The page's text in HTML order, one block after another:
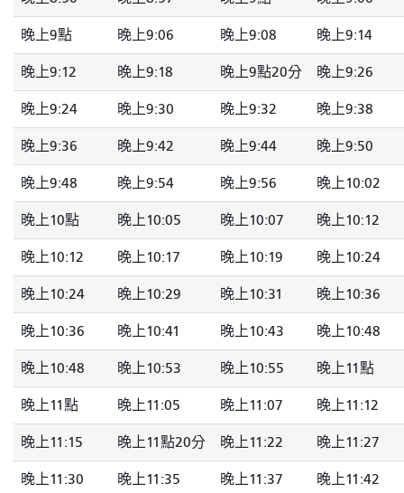
晚上9點 晚上9:06 晚上9:08 晚上9:14
晚上9:12 晚上9:18 晚上9點20分 晚上9:26
晚上9:24 晚上9:30 晚上9:32 晚上9:38
晚上9:36 晚上9:42 晚上9:44 晚上9:50
晚上9:48 晚上9:54 晚上9:56 晚上10:02
晚上10點 晚上10:05 晚上10:07 晚上10:12
晚上10:12 晚上10:17 晚上10:19 晚上10:24
晚上10:24 晚上10:29 晚上10:31 晚上10:36
晚上10:36 晚上10:41 晚上10:43 晚上10:48
晚上10:48 晚上10:53 晚上10:55 晚上11點
晚上11點 晚上11:05 晚上11:07 晚上11:12
晚上11:15 晚上11點20分 晚上11:22 晚上11:27
晚上11:30 晚上11:35 晚上11:37 晚上11:42